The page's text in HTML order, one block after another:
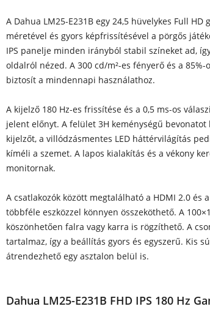
A Dahua LM25-E231B egy 24,5 hüvelykes Full
méretével és gyors képfrissítésével a pörgős
IPS panelje minden irányból stabil színeket ad,
oldalról nézed. A 300 cd/m²-es fényerő és a
biztosít a mindennapi használathoz.
A kijelző 180 Hz-es frissítése és a 0,5 ms-os
jelent előnyt. A felület 3H keménységű
kijelzőt, a villódzásmentes LED háttérvilágítás
kíméli a szemet. A lapos kialakítás és a vékony
monitornak.
A csatlakozók között megtalálható a HDMI 2.0 és
többféle eszközzel könnyen összeköthető. A
köszönhetően falra vagy karra is rögzíthető. A
tartalmaz, így a beállítás gyors és egyszerű. Kis
átrendezhető egy asztalon belül is.
Dahua LM25-E231B FHD IPS 180 Hz